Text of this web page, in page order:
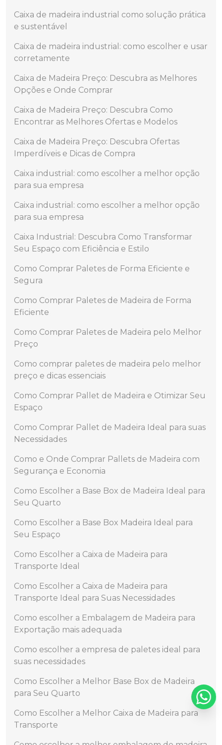
Caixa de madeira industrial como solução prática
e sustentável
Caixa de madeira industrial: como escolher e usar
corretamente
Caixa de Madeira Preço: Descubra as Melhores
Opções e Onde Comprar
Caixa de Madeira Preço: Descubra Como
Encontrar as Melhores Ofertas e Modelos
Caixa de Madeira Preço: Descubra Ofertas
Imperdíveis e Dicas de Compra
Caixa industrial: como escolher a melhor opção
para sua empresa
Caixa industrial: como escolher a melhor opção
para sua empresa
Caixa Industrial: Descubra Como Transformar
Seu Espaço com Eficiência e Estilo
Como Comprar Paletes de Forma Eficiente e
Segura
Como Comprar Paletes de Madeira de Forma
Eficiente
Como Comprar Paletes de Madeira pelo Melhor
Preço
Como comprar paletes de madeira pelo melhor
preço e dicas essenciais
Como Comprar Pallet de Madeira e Otimizar Seu
Espaço
Como Comprar Pallet de Madeira Ideal para suas
Necessidades
Como e Onde Comprar Pallets de Madeira com
Segurança e Economia
Como Escolher a Base Box de Madeira Ideal para
Seu Quarto
Como Escolher a Base Box Madeira Ideal para
Seu Espaço
Como Escolher a Caixa de Madeira para
Transporte Ideal
Como Escolher a Caixa de Madeira para
Transporte Ideal para Suas Necessidades
Como escolher a Embalagem de Madeira para
Exportação mais adequada
Como escolher a empresa de paletes ideal para
suas necessidades
Como Escolher a Melhor Base Box de Madeira
para Seu Quarto
Como Escolher a Melhor Caixa de Madeira para
Transporte